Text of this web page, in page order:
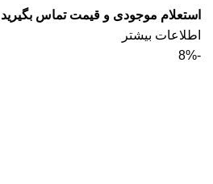
استعلام موجودی و قیمت تماس بگیرید
اطلاعات بیشتر
-8%